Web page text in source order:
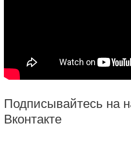
Подписывайтесь на
Вконтакте